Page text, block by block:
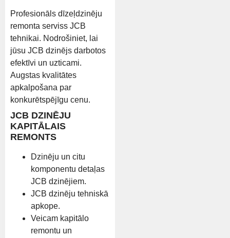
Profesionāls dīzeļdzinēju
remonta serviss JCB
tehnikai. Nodrošiniet, lai
jūsu JCB dzinējs darbotos
efektīvi un uzticami.
Augstas kvalitātes
apkalpošana par
konkurētspējīgu cenu.
JCB DZINĒJU
KAPITĀLAIS
REMONTS
Dzinēju un citu
komponentu detaļas
JCB dzinējiem.
JCB dzinēju tehniskā
apkope.
Veicam kapitālo
remontu un